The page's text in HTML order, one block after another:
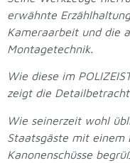
erwähnte
Kameraarbeit und die
Montagetechnik.
Wie diese im
zeigt die
Wie seinerzeit wohl
Staatsgäste mit einem
Kanonenschüsse